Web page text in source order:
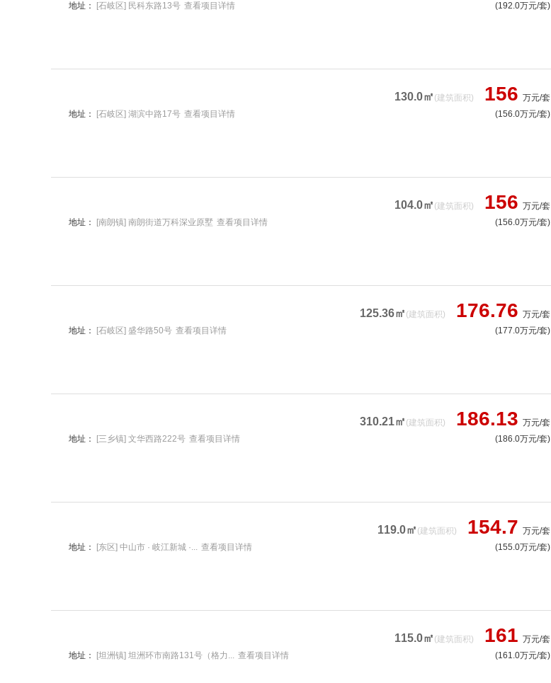
地址：
[石岐区] 民科东路13号 查看项目详情 (192.0万元/套)
130.0㎡ (建筑面积) 156 万元/套
地址：
[石岐区] 湖滨中路17号 查看项目详情 (156.0万元/套)
104.0㎡ (建筑面积) 156 万元/套
地址：
[南朗镇] 南朗街道万科深业原墅 查看项目详情 (156.0万元/套)
125.36㎡ (建筑面积) 176.76 万元/套
地址：
[石岐区] 盛华路50号 查看项目详情 (177.0万元/套)
310.21㎡ (建筑面积) 186.13 万元/套
地址：
[三乡镇] 文华西路222号 查看项目详情 (186.0万元/套)
119.0㎡ (建筑面积) 154.7 万元/套
地址：
[东区] 中山市 · 岐江新城 ·... 查看项目详情 (155.0万元/套)
115.0㎡ (建筑面积) 161 万元/套
地址：
[坦洲镇] 坦洲环市南路131号（格力... 查看项目详情 (161.0万元/套)